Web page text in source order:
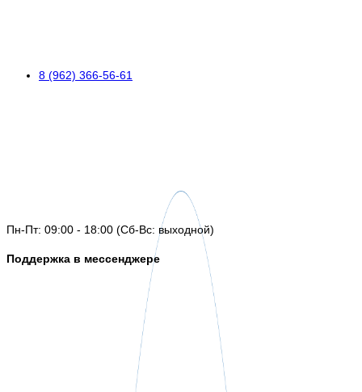
8 (962) 366-56-61
Пн-Пт: 09:00 - 18:00 (Сб-Вс: выходной)
Поддержка в мессенджере